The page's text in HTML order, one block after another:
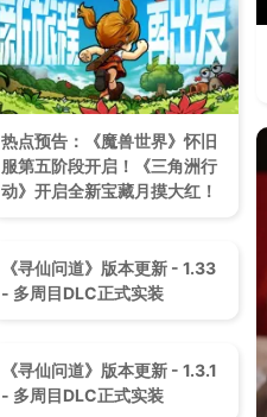
热点预告：《魔兽世界》怀旧
服第五阶段开启！《三角洲行
动》开启全新宝藏月摸大红！
《寻仙问道》版本更新 - 1.33
- 多周目DLC正式实装
《寻仙问道》版本更新 - 1.3.1
- 多周目DLC正式实装